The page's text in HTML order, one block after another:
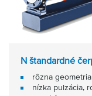
N štandardné
rôzna
nízka pulzácia,